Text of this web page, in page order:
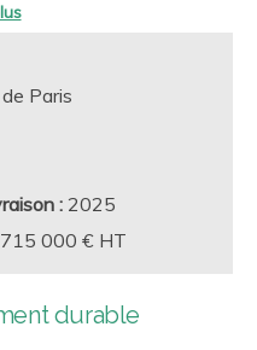
de renouvellement
aux futures canicules
et tous autres
liés à l’attractivité et au
Chaleur Urbain par le
extérieurs
carbone
Paris
: 2025
000 € HT
durable